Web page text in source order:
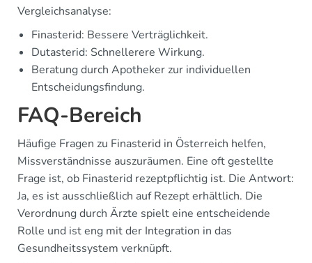
Vergleichsanalyse:
Finasterid: Bessere Verträglichkeit.
Dutasterid: Schnellerere Wirkung.
Beratung durch Apotheker zur individuellen
Entscheidungsfindung.
FAQ-Bereich
Häufige Fragen zu Finasterid in Österreich helfen,
Missverständnisse auszuräumen. Eine oft gestellte
Frage ist, ob Finasterid rezeptpflichtig ist. Die Antwort:
Ja, es ist ausschließlich auf Rezept erhältlich. Die
Verordnung durch Ärzte spielt eine entscheidende
Rolle und ist eng mit der Integration in das
Gesundheitssystem verknüpft.